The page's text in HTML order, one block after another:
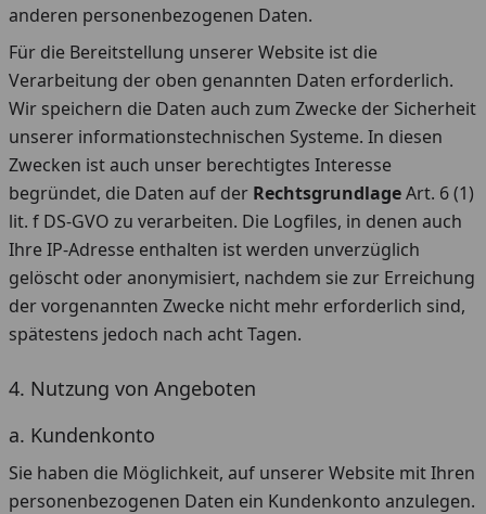
anderen personenbezogenen Daten.
Für die Bereitstellung unserer Website ist die
Verarbeitung der oben genannten Daten erforderlich.
Wir speichern die Daten auch zum Zwecke der Sicherheit
unserer informationstechnischen Systeme. In diesen
Zwecken ist auch unser berechtigtes Interesse
begründet, die Daten auf der RechtsgrundlageArt. 6 (1)
lit. f DS-GVO zu verarbeiten. Die Logfiles, in denen auch
Ihre IP-Adresse enthalten ist werden unverzüglich
gelöscht oder anonymisiert, nachdem sie zur Erreichung
der vorgenannten Zwecke nicht mehr erforderlich sind,
spätestens jedoch nach acht Tagen.
4. Nutzung von Angeboten
a. Kundenkonto
Sie haben die Möglichkeit, auf unserer Website mit Ihren
personenbezogenen Daten ein Kundenkonto anzulegen.